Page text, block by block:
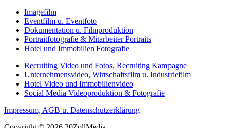
Imagefilm
Eventfilm u. Eventfoto
Dokumentation u. Filmproduktion
Portraitfotografie & Mitarbeiter Portraits
Hotel und Immobilien Fotografie
Recruiting Video und Fotos, Recruiting Kampagne
Unternehmensvideo, Wirtschaftsfilm u. Industriefilm
Hotel Video und Immobilienvideo
Social Media Videoproduktion & Fotografie
Impressum, AGB u. Datenschutzerklärung